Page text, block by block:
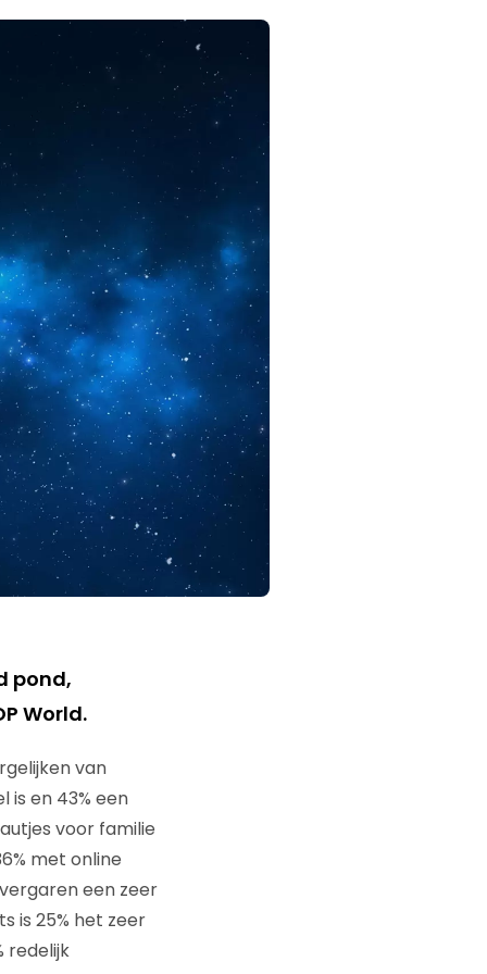
pond,
World.
van
en 43% een
voor familie
met online
een zeer
is 25% het zeer
redelijk